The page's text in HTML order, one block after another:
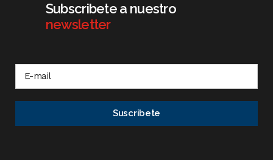
Subscribete a nuestro
newsletter